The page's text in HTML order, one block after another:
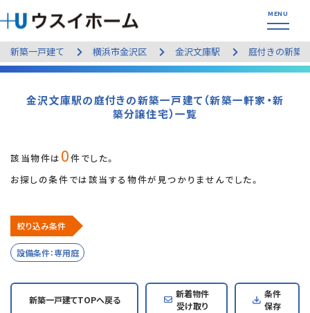
新築一戸建て 横浜市金沢区 金沢文庫駅 庭付きの新築
金沢文庫駅の庭付きの新築一戸建て（新築一軒家・新
築分譲住宅）一覧
該当物件は 0件でした。
お探しの条件では該当する物件が見つかりませんでした。
絞り込み条件
設備条件：専用庭
新築一戸建てTOPへ戻る
新着物件
受け取り
条件
保存